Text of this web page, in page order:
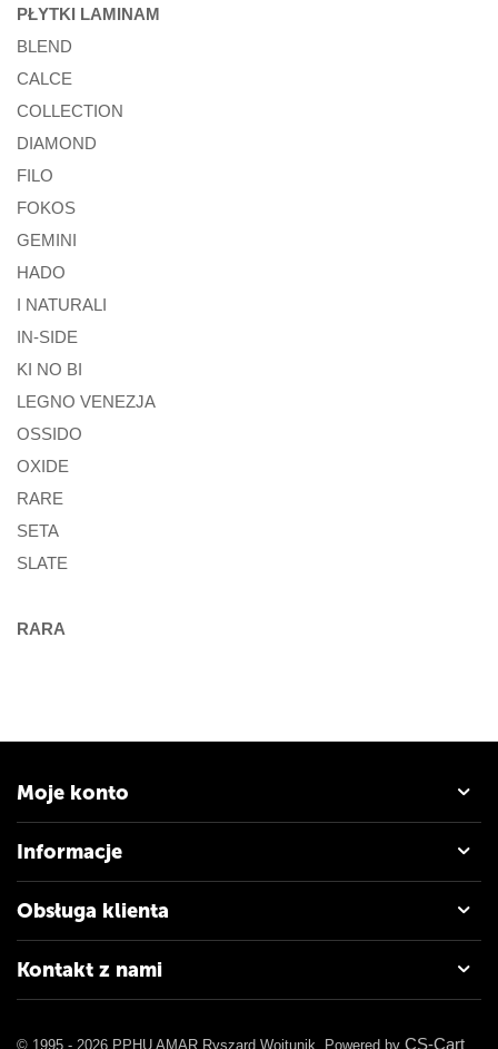
PŁYTKI LAMINAM
BLEND
CALCE
COLLECTION
DIAMOND
FILO
FOKOS
GEMINI
HADO
I NATURALI
IN-SIDE
KI NO BI
LEGNO VENEZJA
OSSIDO
OXIDE
RARE
SETA
SLATE
RARA
Moje konto
Informacje
Obsługa klienta
Kontakt z nami
© 1995 - 2026 PPHU AMAR Ryszard Wojtunik. Powered by CS-Cart